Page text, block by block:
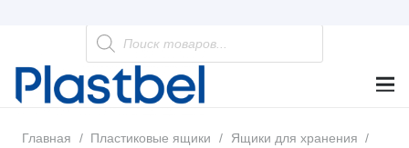
Поиск
товаров
Главная / Пластиковые ящики / Ящики для хранения /